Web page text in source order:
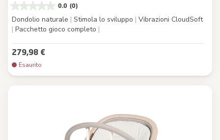
0.0 (0)
Dondolio naturale | Stimola lo sviluppo | Vibrazioni CloudSoft
| Pacchetto gioco completo |
279,98 €
Esaurito